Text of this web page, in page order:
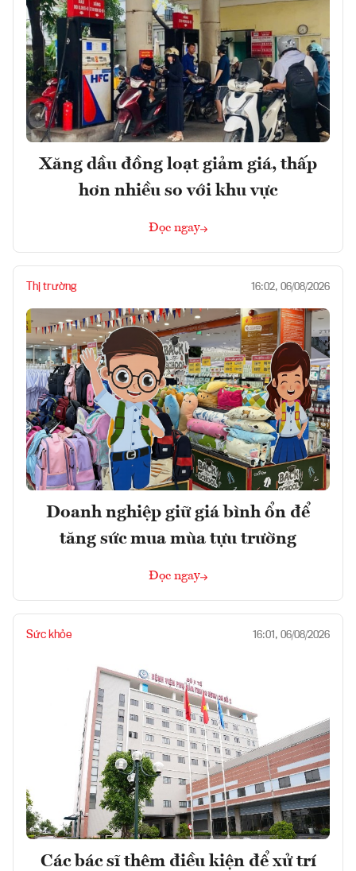
Xăng dầu đồng loạt giảm giá, thấp
hơn nhiều so với khu vực
Đọc ngay
Thị trường 16:02, 06/08/2026
Doanh nghiệp giữ giá bình ổn để
tăng sức mua mùa tựu trường
Đọc ngay
Sức khỏe 16:01, 06/08/2026
Các bác sĩ thêm điều kiện để xử trí